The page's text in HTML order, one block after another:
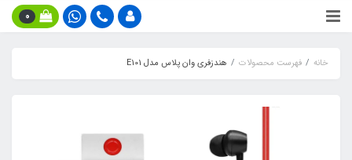
0
خانه فهرست محصولات هندزفری وان پلاس مدل E101